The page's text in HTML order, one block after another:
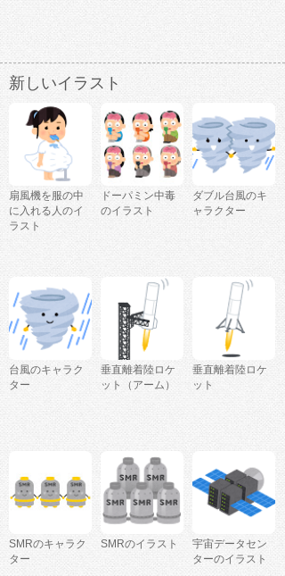
新しいイラスト
扇風機を服の中
に入れる人のイ
ラスト
ドーパミン中毒
のイラスト
ダブル台風のキ
ャラクター
台風のキャラク
ター
垂直離着陸ロケ
ット（アーム）
垂直離着陸ロケ
ット
SMRのキャラク
ター
SMRのイラスト
宇宙データセン
ターのイラスト